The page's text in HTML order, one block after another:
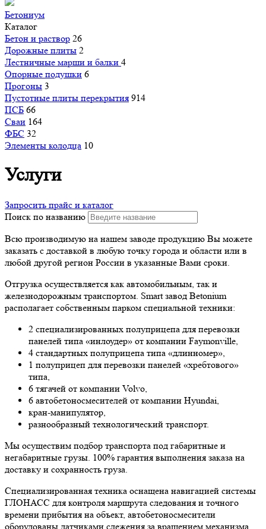
Бетониум
Каталог
Бетон и раствор 26
Дорожные плиты 2
Лестничные марши и балки 4
Опорные подушки 6
Прогоны 3
Пустотные плиты перекрытия 914
ПСБ 66
Сваи 164
ФБС 32
Элементы колодца 10
Услуги
Запросить прайс и каталог
Поиск по названию
Всю производимую на нашем заводе продукцию Вы можете
заказать с доставкой в любую точку города и области или в
любой другой регион России в указанные Вами сроки.
Отгрузка осуществляется как автомобильным, так и
железнодорожным транспортом. Smart завод Betonium
располагает собственным парком специальной техники:
2 специализированных полуприцепа для перевозки
панелей типа «инлоудер» от компании Faymonville,
4 стандартных полуприцепа типа «длинномер»,
1 полуприцеп для перевозки панелей «хребтового»
типа,
6 тягачей от компании Volvo,
6 автобетоносмесителей от компании Hyundai,
кран-манипулятор,
разнообразный технологический транспорт.
Мы осуществим подбор транспорта под габаритные и
негабаритные грузы. 100% гарантия выполнения заказа на
доставку и сохранность груза.
Специализированная техника оснащена навигацией системы
ГЛОНАСС для контроля маршрута следования и точного
времени прибытия на объект, автобетоносмесители
оборудованы датчиками слежения за вращением механизма